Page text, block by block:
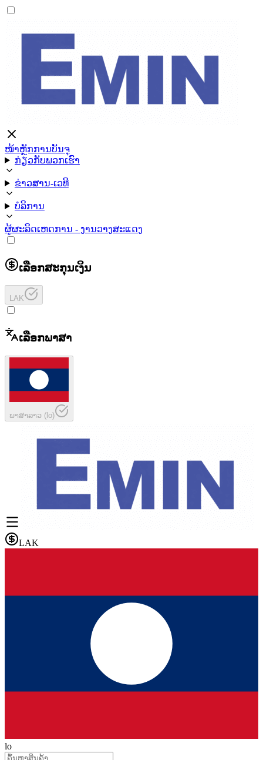
ໜ້າຫຼັກການບັນຈຸ
ກ່ຽວກັບພວກເຮົາ
ຂ່າວສານ-ເວທີ
ບໍລິການ
ຜູ້ຜະລິດເຫດການ - ງານວາງສະແດງ
ເລືອກສະກຸນເງິນ
LAK
ເລືອກພາສາ
ພາສາລາວ (lo)
LAK
lo